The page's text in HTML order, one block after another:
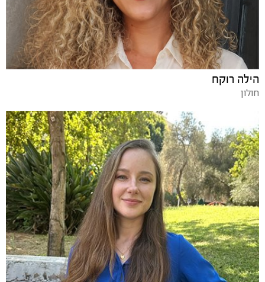
הילה רוקח
חולון